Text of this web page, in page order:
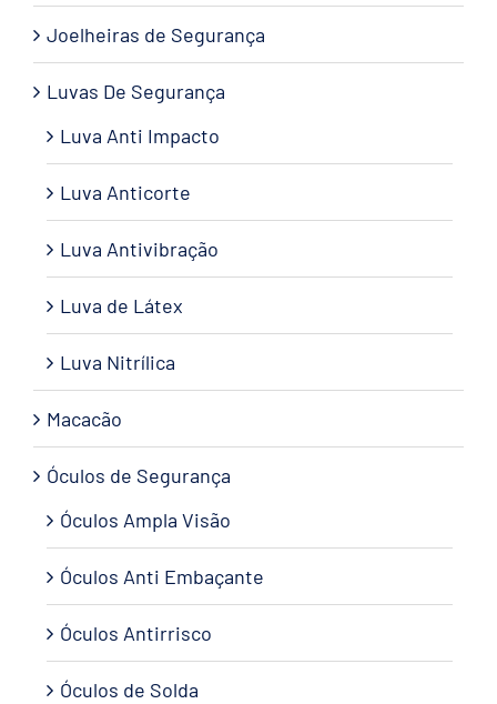
Joelheiras de Segurança
Luvas De Segurança
Luva Anti Impacto
Luva Anticorte
Luva Antivibração
Luva de Látex
Luva Nitrílica
Macacão
Óculos de Segurança
Óculos Ampla Visão
Óculos Anti Embaçante
Óculos Antirrisco
Óculos de Solda